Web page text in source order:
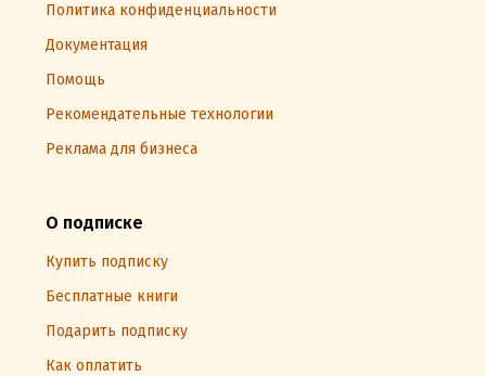
Политика конфиденциальности
Документация
Помощь
Рекомендательные технологии
Реклама для бизнеса
О подписке
Купить подписку
Бесплатные книги
Подарить подписку
Как оплатить